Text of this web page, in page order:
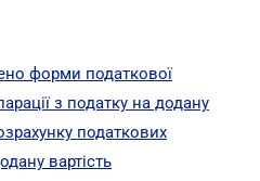
форми податкової
з податку на додану
податкових
вартість